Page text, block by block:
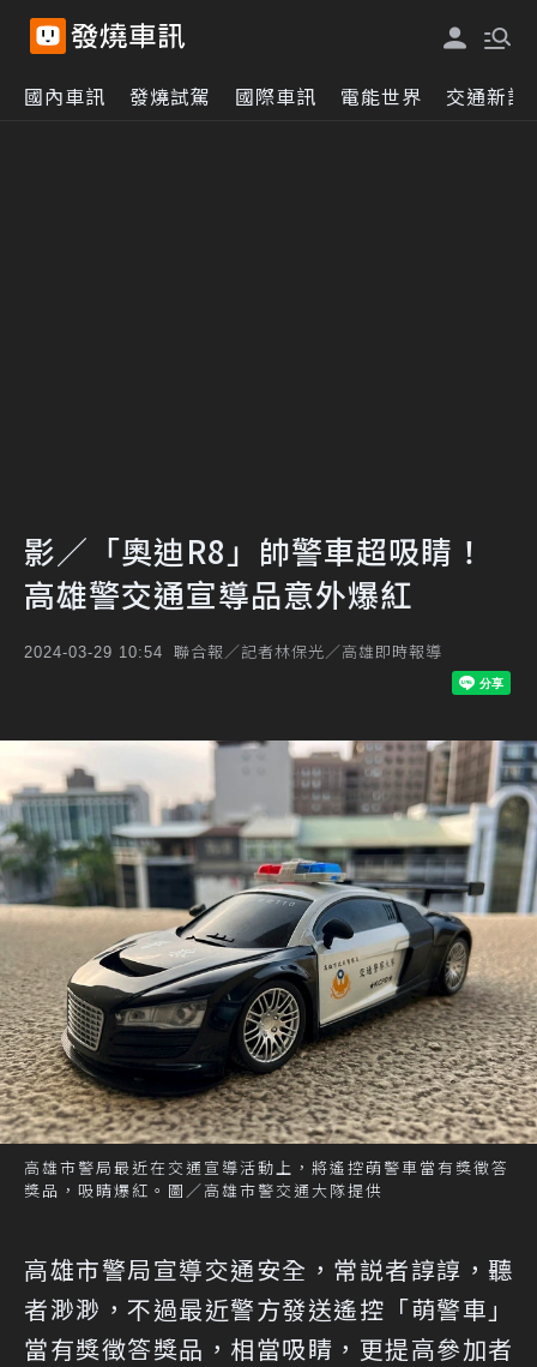
國內車訊 發燒試駕 國際車訊 電能世界 交通新訊
影／「奧迪R8」帥警車超吸睛！
高雄警交通宣導品意外爆紅
2024-03-29 10:54 聯合報／記者林保光／高雄即時報導
高雄市警局最近在交通宣導活動上，將遙控萌警車當有獎徵答
獎品，吸睛爆紅。圖／高雄市警交通大隊提供
高雄市警局宣導交通安全，常説者諄諄，聽
者渺渺，不過最近警方發送遙控「萌警車」
當有獎徵答獎品，相當吸睛，更提高參加者